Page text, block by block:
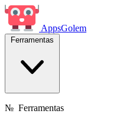
AppsGolem
Ferramentas
№ Ferramentas